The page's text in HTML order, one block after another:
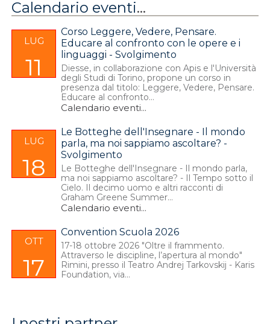
Calendario eventi...
Corso Leggere, Vedere, Pensare.
Educare al confronto con le opere e i
linguaggi - Svolgimento
LUG
11
Diesse, in collaborazione con Apis e l'Università
degli Studi di Torino, propone un corso in
presenza dal titolo: Leggere, Vedere, Pensare.
Educare al confronto...
Calendario eventi...
Le Botteghe dell'Insegnare - Il mondo
parla, ma noi sappiamo ascoltare? -
Svolgimento
LUG
18
Le Botteghe dell'Insegnare - Il mondo parla,
ma noi sappiamo ascoltare? - Il Tempo sotto il
Cielo. Il decimo uomo e altri racconti di
Graham Greene Summer...
Calendario eventi...
Convention Scuola 2026
OTT
17
17-18 ottobre 2026 "Oltre il frammento.
Attraverso le discipline, l’apertura al mondo"
Rimini, presso il Teatro Andrej Tarkovskij - Karis
Foundation, via...